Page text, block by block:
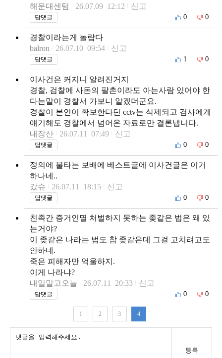
해운대센텀
26.07.09 12:12 신고
답댓글 0 0
경찰이라는게 놀랍다
balron
26.07.10 09:54 신고
답댓글 1 0
이사건은 커지니 알려진거지
경찰, 검찰에 사돈의 팔촌이라도 아는사람 있어야 한
다는말이 경찰서 가보니 알겠더군요.
경찰이 본인이 확보한다던 cctv는 삭제되고 검사에게
얘기해도 경찰에서 넘어온 자료로만 결론냅니다.
내장산
26.07.11 07:49 신고
답댓글 0 0
정의에 불타는 보배에 베스트글에 이사건글은 이거
하나네..
갔슈
26.07.11 18:15 신고
답댓글 0 0
친족간 증거인멸 처벌하지 못하는 좆같은 법은 왜 있
는거야?
이 좆같은 나라는 법도 참 좆같은데 그걸 고치려고도
안하네.
죽은 피해자만 억울하지.
이게 나라냐?
내일말고오늘
26.07.11 20:33 신고
답댓글 0 0
1 2 3 4
등록